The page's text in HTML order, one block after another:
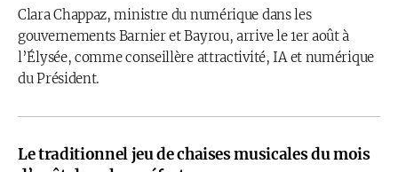
Clara Chappaz, ministre du numérique dans les
gouvernements Barnier et Bayrou, arrive le 1er août à
l’Élysée, comme conseillère attractivité, IA et numérique
du Président.
Le traditionnel jeu de chaises musicales du mois